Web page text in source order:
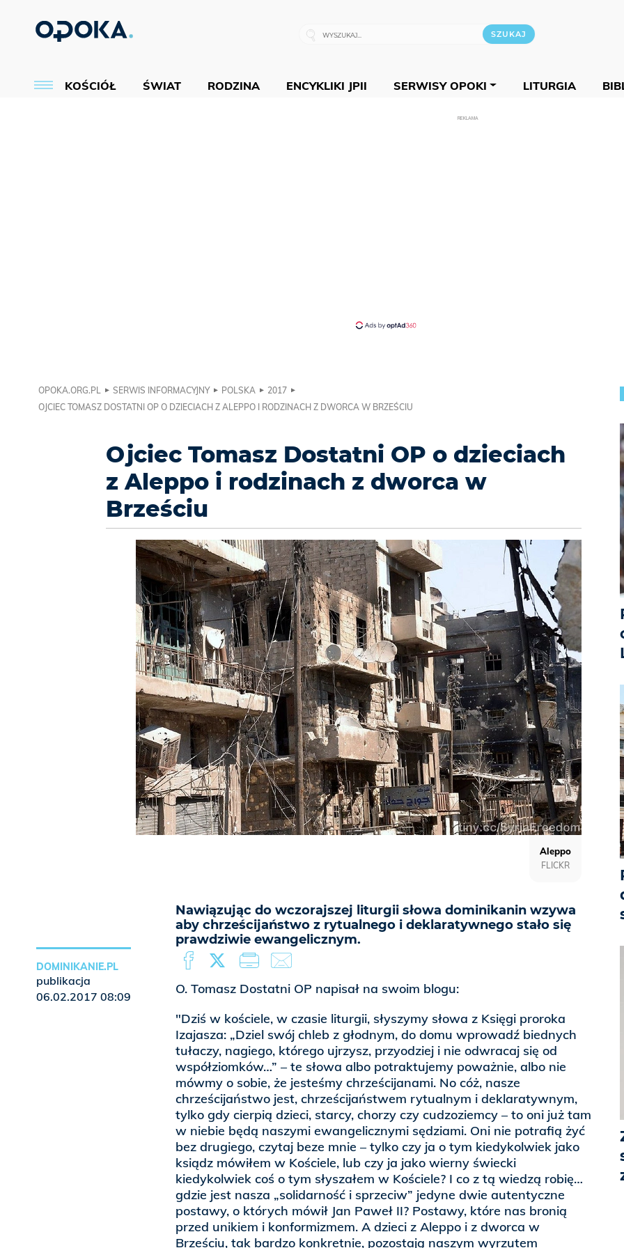
KOŚCIÓŁ ŚWIAT RODZINA ENCYKLIKI JPII SERWISY OPOKI LITURGIA
REKLAMA
OPOKA.ORG.PL SERWIS INFORMACYJNY POLSKA
2017
OJCIEC TOMASZ DOSTATNI OP O DZIECIACH Z ALEPPO I RODZINACH Z DWORCA W BRZEŚCIU
Ojciec Tomasz Dostatni OP o dzieciach
z Aleppo i rodzinach z dworca w
Brześciu
Nawiązując do wczorajszej liturgii słowa dominikanin wzywa
aby chrześcijaństwo z rytualnego i deklaratywnego stało się
prawdziwie ewangelicznym.
Aleppo
FLICKR
O. Tomasz Dostatni OP napisał na swoim blogu:
"Dziś w kościele, w czasie liturgii, słyszymy słowa z Księgi proroka
Izajasza: „Dziel swój chleb z głodnym, do domu wprowadź biednych
tułaczy, nagiego, którego ujrzysz, przyodziej i nie odwracaj się od
współziomków…” – te słowa albo potraktujemy poważnie, albo nie
mówmy o sobie, że jesteśmy chrześcijanami. No cóż, nasze
chrześcijaństwo jest, chrześcijaństwem rytualnym i deklaratywnym,
tylko gdy cierpią dzieci, starcy, chorzy czy cudzoziemcy – to oni już tam
w niebie będą naszymi ewangelicznymi sędziami. Oni nie potrafią żyć
bez drugiego, czytaj beze mnie – tylko czy ja o tym kiedykolwiek jako
ksiądz mówiłem w Kościele, lub czy ja jako wierny świecki
kiedykolwiek coś o tym słyszałem w Kościele? I co z tą wiedzą robię…
gdzie jest nasza „solidarność i sprzeciw” jedyne dwie autentyczne
postawy, o których mówił Jan Paweł II? Postawy, które nas bronią
przed unikiem i konformizmem. A dzieci z Aleppo i z dworca w
Brześciu, tak bardzo konkretnie, pozostają naszym wyrzutem
DOMINIKANIE.PL
publikacja
06.02.2017 08:09